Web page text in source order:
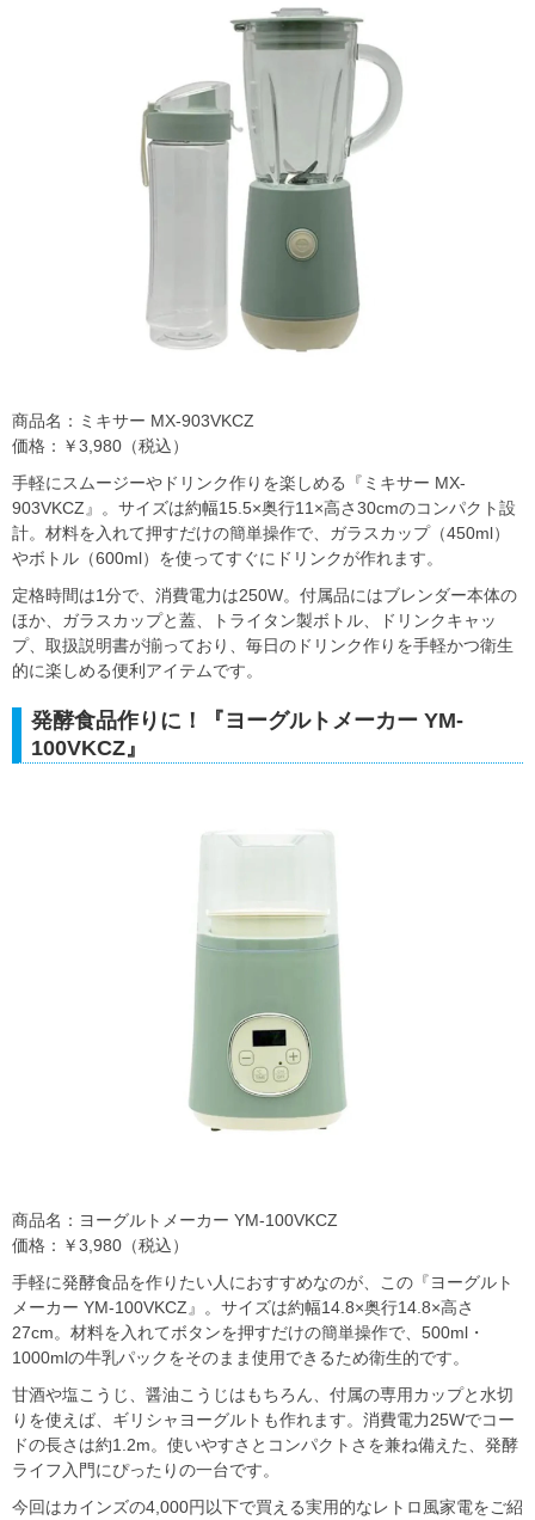
商品名：ミキサー MX-903VKCZ
価格：￥3,980（税込）
手軽にスムージーやドリンク作りを楽しめる『ミキサー MX-
903VKCZ』。サイズは約幅15.5×奥行11×高さ30cmのコンパクト設
計。材料を入れて押すだけの簡単操作で、ガラスカップ（450ml）
やボトル（600ml）を使ってすぐにドリンクが作れます。
定格時間は1分で、消費電力は250W。付属品にはブレンダー本体の
ほか、ガラスカップと蓋、トライタン製ボトル、ドリンクキャッ
プ、取扱説明書が揃っており、毎日のドリンク作りを手軽かつ衛生
的に楽しめる便利アイテムです。
発酵食品作りに！『ヨーグルトメーカー YM-
100VKCZ』
商品名：ヨーグルトメーカー YM-100VKCZ
価格：￥3,980（税込）
手軽に発酵食品を作りたい人におすすめなのが、この『ヨーグルト
メーカー YM-100VKCZ』。サイズは約幅14.8×奥行14.8×高さ
27cm。材料を入れてボタンを押すだけの簡単操作で、500ml・
1000mlの牛乳パックをそのまま使用できるため衛生的です。
甘酒や塩こうじ、醤油こうじはもちろん、付属の専用カップと水切
りを使えば、ギリシャヨーグルトも作れます。消費電力25Wでコー
ドの長さは約1.2m。使いやすさとコンパクトさを兼ね備えた、発酵
ライフ入門にぴったりの一台です。
今回はカインズの4,000円以下で買える実用的なレトロ風家電をご紹